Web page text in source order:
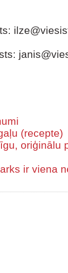
(recepte)
oriģinālu
ir viena